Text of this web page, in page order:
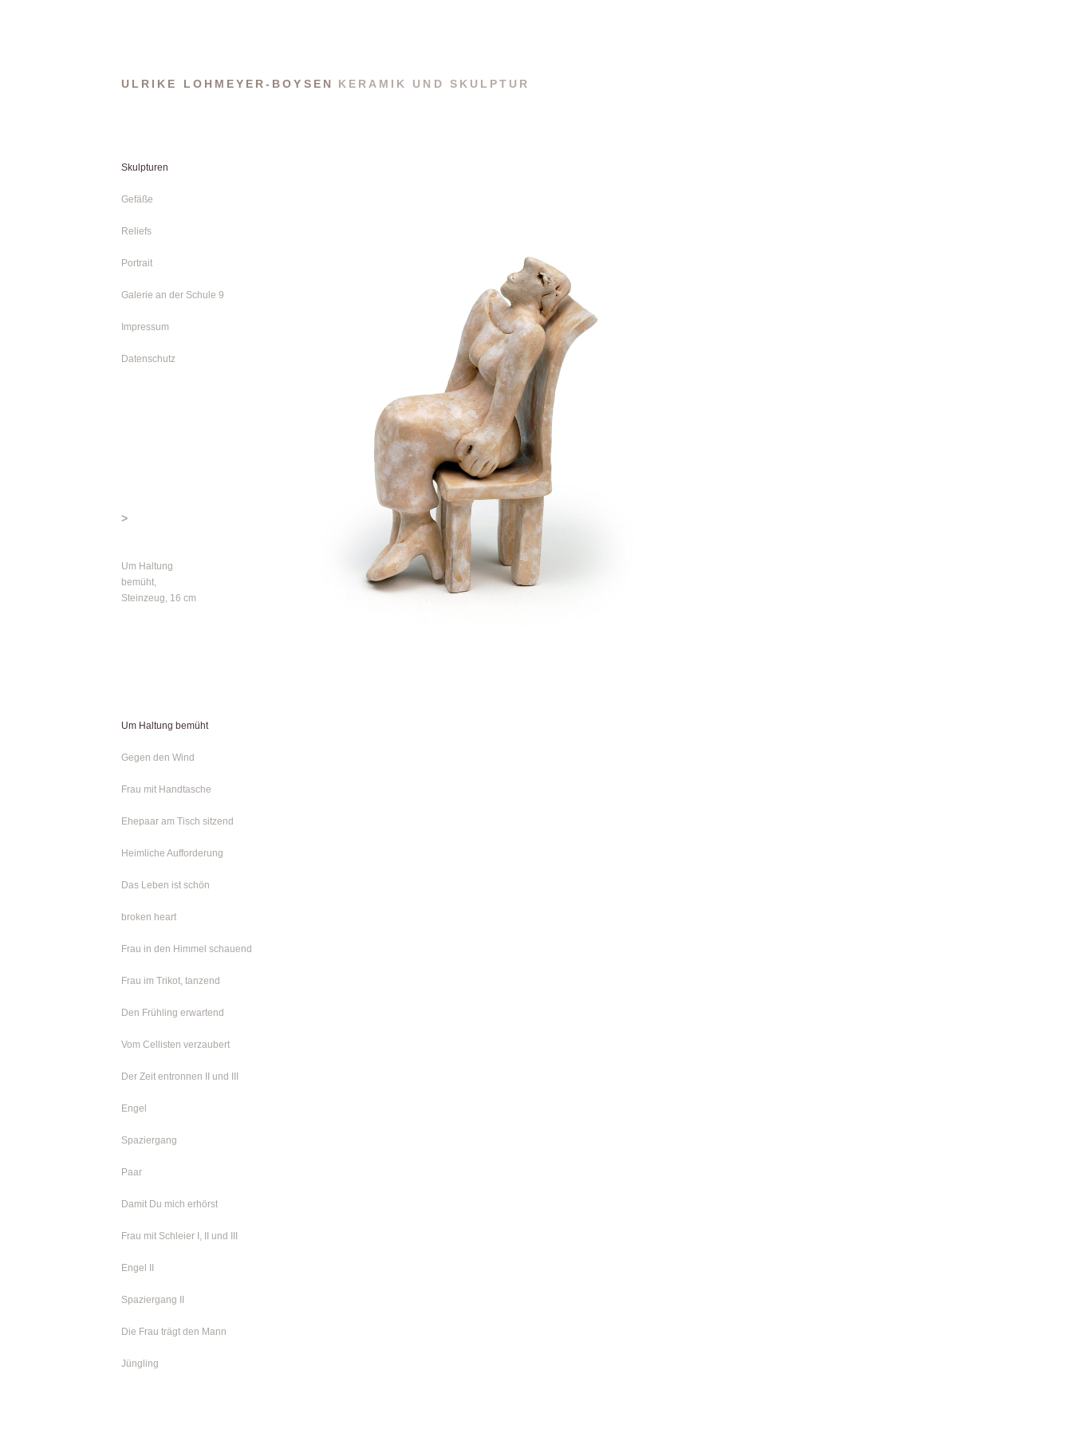
ULRIKE LOHMEYER-BOYSEN KERAMIK UND SKULPTUR
Skulpturen
Gefäße
Reliefs
Portrait
Galerie an der Schule 9
Impressum
Datenschutz
>
Um Haltung
bemüht,
Steinzeug, 16 cm
Um Haltung bemüht
Gegen den Wind
Frau mit Handtasche
Ehepaar am Tisch sitzend
Heimliche Aufforderung
Das Leben ist schön
broken heart
Frau in den Himmel schauend
Frau im Trikot, tanzend
Den Frühling erwartend
Vom Cellisten verzaubert
Der Zeit entronnen II und III
Engel
Spaziergang
Paar
Damit Du mich erhörst
Frau mit Schleier I, II und III
Engel II
Spaziergang II
Die Frau trägt den Mann
Jüngling